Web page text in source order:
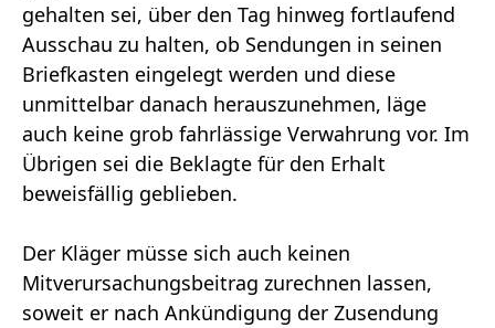
gehalten sei, über den Tag hinweg fortlaufend
Ausschau zu halten, ob Sendungen in seinen
Briefkasten eingelegt werden und diese
unmittelbar danach herauszunehmen, läge
auch keine grob fahrlässige Verwahrung vor. Im
Übrigen sei die Beklagte für den Erhalt
beweisfällig geblieben.
Der Kläger müsse sich auch keinen
Mitverursachungsbeitrag zurechnen lassen,
soweit er nach Ankündigung der Zusendung